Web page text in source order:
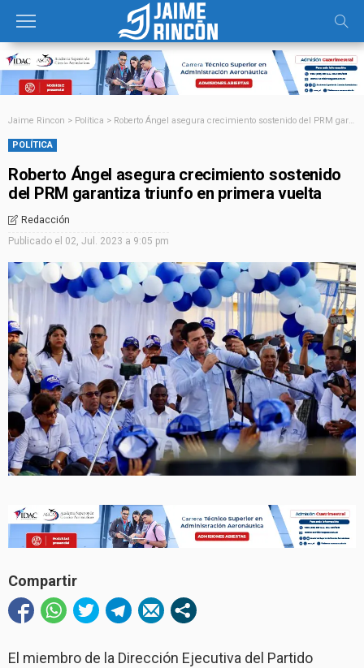
Jaime Rincon > Política > Roberto Ángel asegura crecimiento sostenido del PRM garantiza triunfo en primera vuelta
POLÍTICA
Roberto Ángel asegura crecimiento sostenido
del PRM garantiza triunfo en primera vuelta
Redacción
Publicado el 02, Jul. 2023 a 9:05 pm
Compartir
El miembro de la Dirección Ejecutiva del Partido